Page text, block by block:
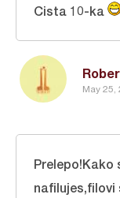
May 25,
Cista 10-ka
Prelepo!Kako
nafilujes,filovi